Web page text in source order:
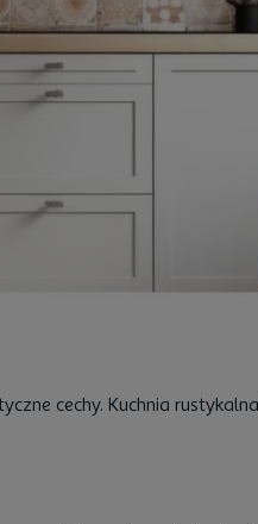
cechy. Kuchnia